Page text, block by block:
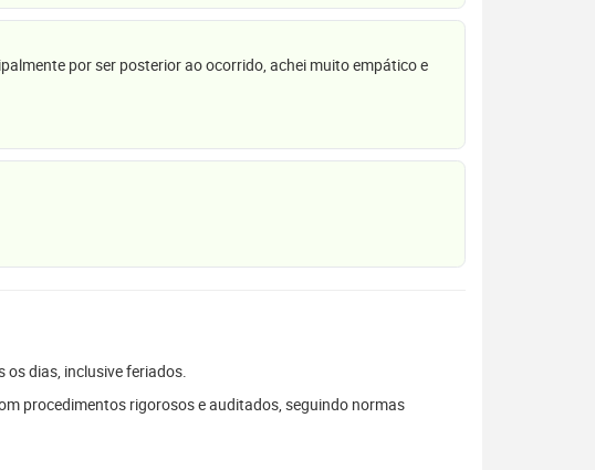
por ser posterior ao ocorrido, achei muito empático e
os dias, inclusive feriados.
procedimentos rigorosos e auditados, seguindo normas